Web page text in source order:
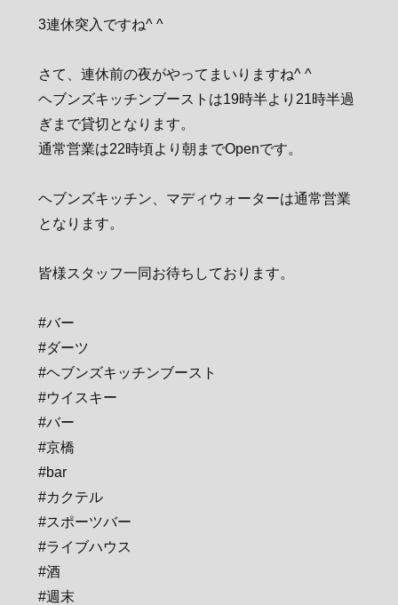
3連休突入ですね^ ^
さて、連休前の夜がやってまいりますね^ ^
ヘブンズキッチンブーストは19時半より21時半過
ぎまで貸切となります。
通常営業は22時頃より朝までOpenです。
ヘブンズキッチン、マディウォーターは通常営業
となります。
皆様スタッフ一同お待ちしております。
#バー
#ダーツ
#ヘブンズキッチンブースト
#ウイスキー
#バー
#京橋
#bar
#カクテル
#スポーツバー
#ライブハウス
#酒
#週末